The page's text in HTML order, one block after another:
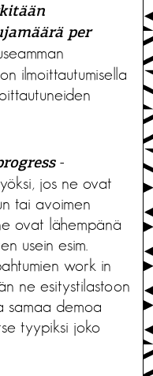
per
ilmoittautumisella
-
jos ne ovat
tai avoimen
ovat lähempänä
usein esim.
work in
ne esitystilastoon
samaa demoa
tyypiksi joko